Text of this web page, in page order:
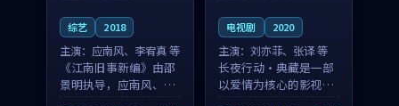
综艺 2018
主演： 应南风、李宥真 等
《江南旧事新编》由邵
景明执导，应南风、李
宥真领衔主演，是一部
电视剧 2020
主演： 刘亦菲、张译 等
长夜行动·典藏是一部
以爱情为核心的影视作
品，围绕危机、反转与